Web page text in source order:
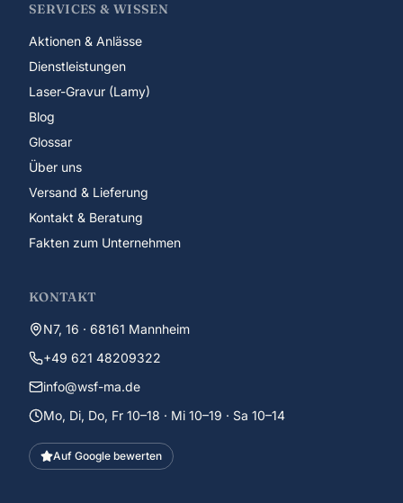
SERVICES & WISSEN
Aktionen & Anlässe
Dienstleistungen
Laser-Gravur (Lamy)
Blog
Glossar
Über uns
Versand & Lieferung
Kontakt & Beratung
Fakten zum Unternehmen
KONTAKT
N7, 16 · 68161 Mannheim
+49 621 48209322
info@wsf-ma.de
Mo, Di, Do, Fr 10–18 · Mi 10–19 · Sa 10–14
Auf Google bewerten